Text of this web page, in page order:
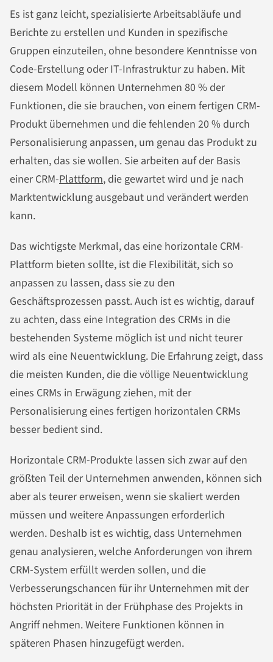
Es ist ganz leicht, spezialisierte Arbeitsabläufe und
Berichte zu erstellen und Kunden in spezifische
Gruppen einzuteilen, ohne besondere Kenntnisse von
Code-Erstellung oder IT-Infrastruktur zu haben. Mit
diesem Modell können Unternehmen 80 % der
Funktionen, die sie brauchen, von einem fertigen CRM-
Produkt übernehmen und die fehlenden 20 % durch
Personalisierung anpassen, um genau das Produkt zu
erhalten, das sie wollen. Sie arbeiten auf der Basis
einer CRM-Plattform, die gewartet wird und je nach
Marktentwicklung ausgebaut und verändert werden
kann.
Das wichtigste Merkmal, das eine horizontale CRM-
Plattform bieten sollte, ist die Flexibilität, sich so
anpassen zu lassen, dass sie zu den
Geschäftsprozessen passt. Auch ist es wichtig, darauf
zu achten, dass eine Integration des CRMs in die
bestehenden Systeme möglich ist und nicht teurer
wird als eine Neuentwicklung. Die Erfahrung zeigt, dass
die meisten Kunden, die die völlige Neuentwicklung
eines CRMs in Erwägung ziehen, mit der
Personalisierung eines fertigen horizontalen CRMs
besser bedient sind.
Horizontale CRM-Produkte lassen sich zwar auf den
größten Teil der Unternehmen anwenden, können sich
aber als teurer erweisen, wenn sie skaliert werden
müssen und weitere Anpassungen erforderlich
werden. Deshalb ist es wichtig, dass Unternehmen
genau analysieren, welche Anforderungen von ihrem
CRM-System erfüllt werden sollen, und die
Verbesserungschancen für ihr Unternehmen mit der
höchsten Priorität in der Frühphase des Projekts in
Angriff nehmen. Weitere Funktionen können in
späteren Phasen hinzugefügt werden.